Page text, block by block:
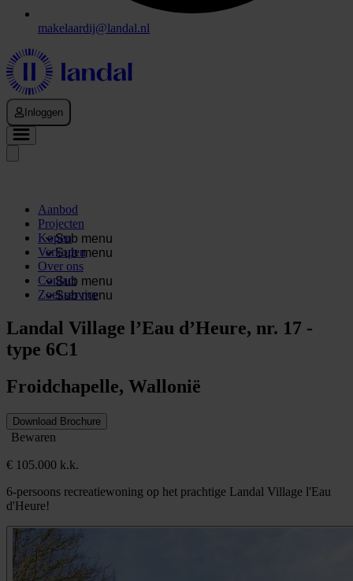
makelaardij@landal.nl
Inloggen
Aanbod
Projecten
Sub menu
Kopen
Sub menu
Verkopen
Over ons
Sub menu
Contact
Sub menu
Zoekservice
Landal Village l’Eau d’Heure, nr. 17 -
type 6C1
Froidchapelle, Wallonië
Download Brochure
Bewaren
€ 105.000 k.k.
6-persoons recreatiewoning op het prachtige Landal Village l'Eau
d'Heure!